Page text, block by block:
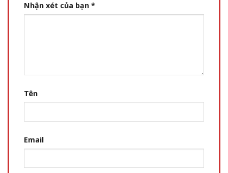
Nhận xét của bạn *
Tên
Email